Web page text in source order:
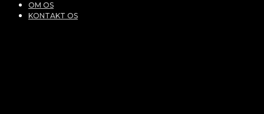
OM OS
KONTAKT OS